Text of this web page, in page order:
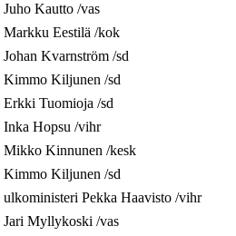
Juho Kautto /vas
Markku Eestilä /kok
Johan Kvarnström /sd
Kimmo Kiljunen /sd
Erkki Tuomioja /sd
Inka Hopsu /vihr
Mikko Kinnunen /kesk
Kimmo Kiljunen /sd
ulkoministeri Pekka Haavisto /vihr
Jari Myllykoski /vas